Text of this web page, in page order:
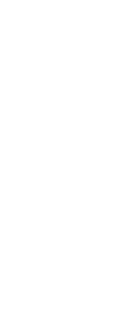
le village
vue imprenable sur
de Collioure, pour